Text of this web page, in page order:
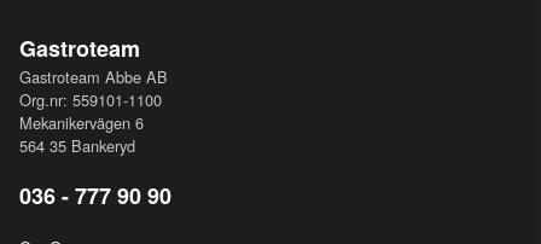
Gastroteam
Gastroteam Abbe AB
Org.nr: 559101-1100
Mekanikervägen 6
564 35 Bankeryd
036 - 777 90 90